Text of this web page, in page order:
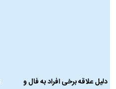
دلیل علاقه برخی افراد به فال و